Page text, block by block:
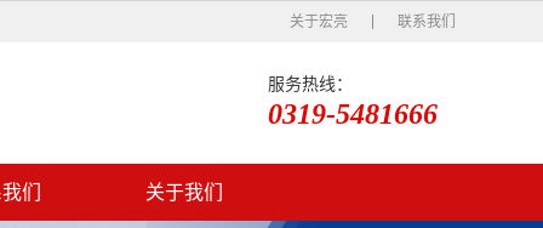
关于宏亮 联系我们
服务热线：
0319-5481666
们 关于我们